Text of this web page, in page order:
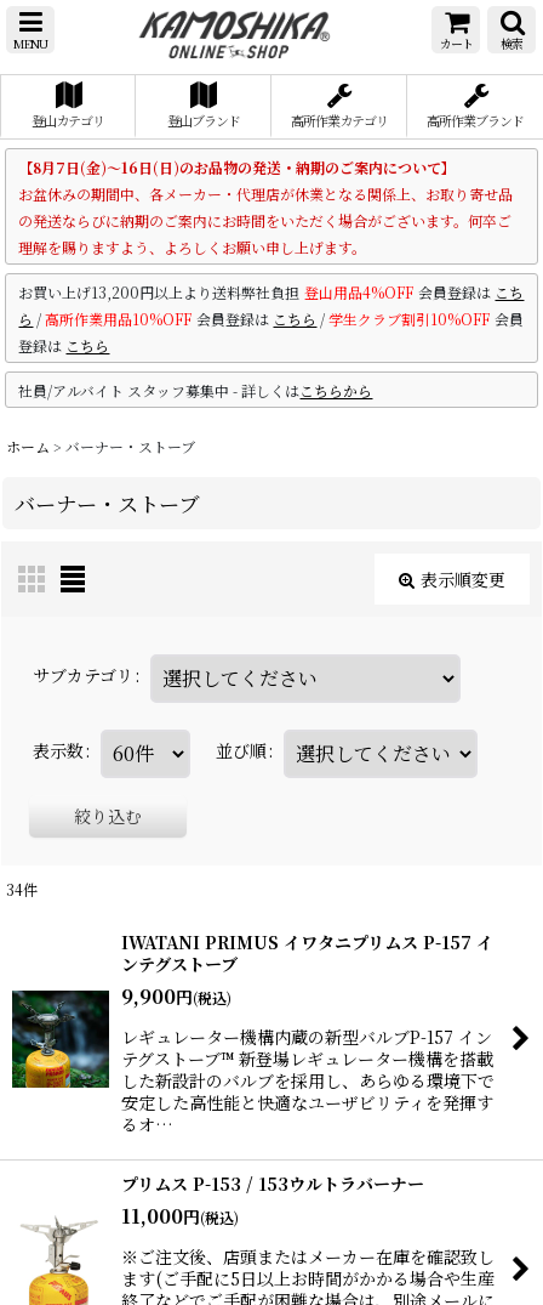
MENU カート 検索
登山カテゴリ 登山ブランド 高所作業カテゴリ 高所作業ブランド
【8月7日(金)～16日(日)のお品物の発送・納期のご案内について】
お盆休みの期間中、各メーカー・代理店が休業となる関係上、お取り寄せ品
の発送ならびに納期のご案内にお時間をいただく場合がございます。何卒ご
理解を賜りますよう、よろしくお願い申し上げます。
お買い上げ13,200円以上より送料弊社負担 登山用品4%OFF 会員登録は こち
ら /高所作業用品10%OFF 会員登録は こちら /学生クラブ割引10%OFF 会員
登録は こちら
社員/アルバイト スタッフ募集中 - 詳しくはこちらから
ホーム > バーナー・ストーブ
バーナー・ストーブ
表示順変更
サブカテゴリ :
表示数: 並び順:
絞り込む
34件
IWATANI PRIMUS イワタニプリムス P-157 イ
ンテグストーブ
9,900円(税込)
レギュレーター機構内蔵の新型バルブP-157 イン
テグストーブ™ 新登場レギュレーター機構を搭載
した新設計のバルブを採用し、あらゆる環境下で
安定した高性能と快適なユーザビリティを発揮す
るオ…
プリムス P-153 / 153ウルトラバーナー
11,000円(税込)
※ご注文後、店頭またはメーカー在庫を確認致し
ます(ご手配に5日以上お時間がかかる場合や生産
終了などでご手配が困難な場合は、別途メールに